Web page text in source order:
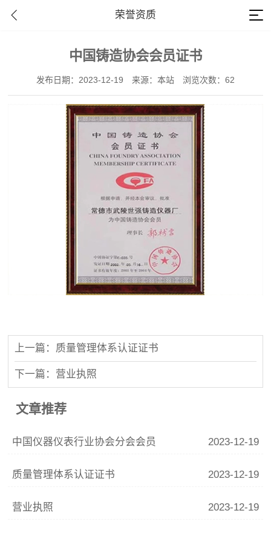
荣誉资质
中国铸造协会会员证书
发布日期：2023-12-19 来源：本站 浏览次数：62
上一篇：质量管理体系认证证书
下一篇：营业执照
文章推荐
中国仪器仪表行业协会分会会员 2023-12-19
质量管理体系认证证书 2023-12-19
营业执照 2023-12-19